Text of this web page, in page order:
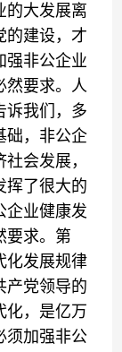
的大发展离
的建设，才
强非公企业
然要求。人
诉我们，多
础，非公企
会发展，
挥了很大的
企业健康发
要求。第
化发展规律
产党领导的
化，是亿万
须加强非公